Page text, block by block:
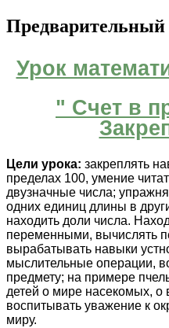
Предварительный
Урок
" Счет в
Цели урока: закреплять
пределах 100, умение
двузначные числа;
одних единиц длины в
находить доли числа.
переменными, вычислять
вырабатывать навыки
мыслительные операции,
предмету; на примере
детей о мире насекомых, о
воспитывать уважение к
миру.